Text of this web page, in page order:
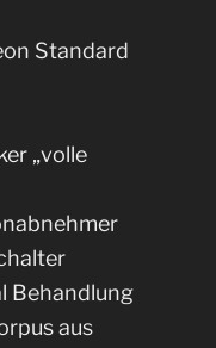
Standard
„volle
Behandlung
aus